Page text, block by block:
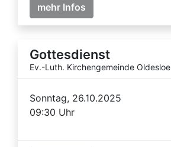
mehr Infos
Gottesdienst
Ev.-Luth. Kirchengemeinde Oldesloe
Sonntag, 26.10.2025
09:30 Uhr